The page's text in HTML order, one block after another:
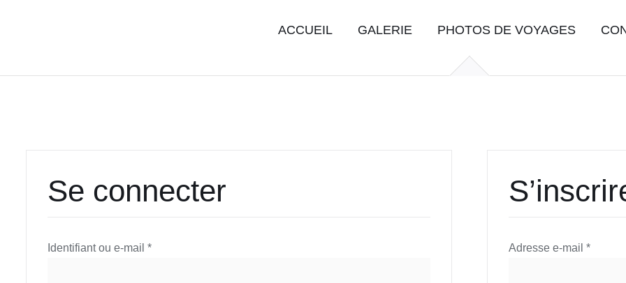
ACCUEIL GALERIE PHOTOS DE VOYAGES
Se connecter
Identifiant ou e-mail *Obligatoire Adresse e-mail*